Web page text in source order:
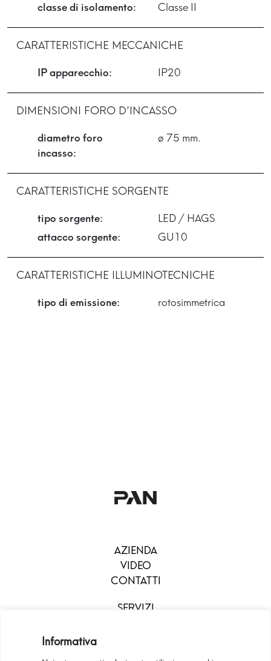
Informativa
classe di isolamento:
Classe II
CARATTERISTICHE MECCANICHE
IP apparecchio: IP20
DIMENSIONI FORO D’INCASSO
diametro foro
incasso:
ø 75 mm.
CARATTERISTICHE SORGENTE
tipo sorgente:
LED / HAGS
attacco sorgente:
GU10
CARATTERISTICHE ILLUMINOTECNICHE
tipo di emissione: rotosimmetrica
AZIENDA
VIDEO
CONTATTI
SERVIZI